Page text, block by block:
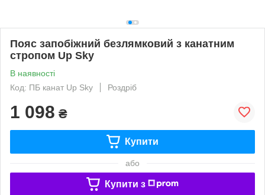
Пояс запобіжний безлямковий з канатним
стропом Up Sky
В наявності
Код: ПБ канат Up Sky
Роздріб
1 098 ₴
Купити
або
Купити з